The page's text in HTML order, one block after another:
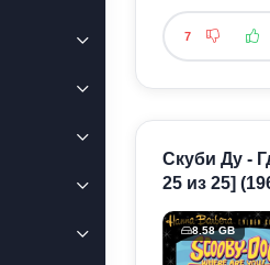
7
Скуби Ду -
25 из 25]
8.58 GB